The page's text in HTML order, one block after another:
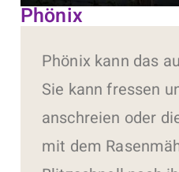
Phönix
Phönix kann das
Sie kann fressen
anschreien oder
mit dem